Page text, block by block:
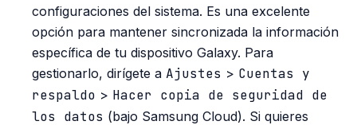
configuraciones del sistema. Es una excelente
opción para mantener sincronizada la información
específica de tu dispositivo Galaxy. Para
gestionarlo, dirígete a Ajustes > Cuentas y
respaldo > Hacer copia de seguridad de
los datos (bajo Samsung Cloud). Si quieres